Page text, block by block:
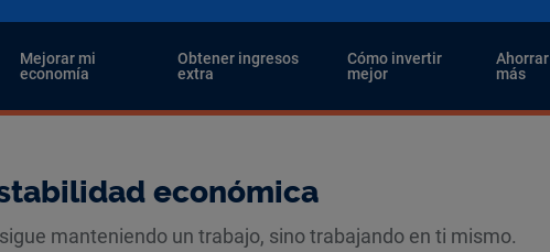
Mejorar mi
economía
Obtener ingresos
extra
Cómo invertir
mejor
Ahorrar
más
económica
manteniendo un trabajo, sino trabajando en ti mismo.